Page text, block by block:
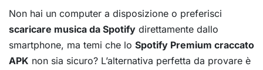
Non hai un computer a disposizione o preferisci
scaricare musica da Spotify direttamente dallo
smartphone, ma temi che lo Spotify Premium craccato
APK non sia sicuro? L’alternativa perfetta da provare è